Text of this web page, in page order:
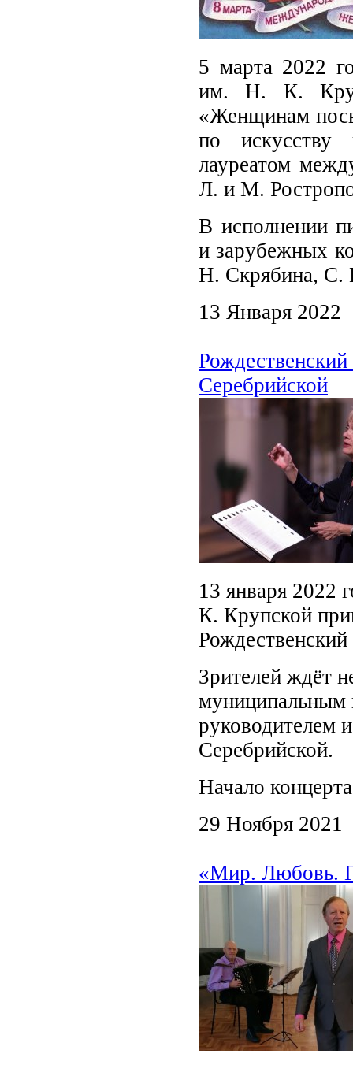
5 марта 2022
им. Н. К.
«Женщинам
по
лауреатом
Л. и М.
В исполнении
и зарубежных
Н. Скрябина, С.
13 Января 2022
Серебрийской
13 января 2022
К. Крупской
Рождественский
Зрителей ждёт
муниципальным
руководителем
Серебрийской.
Начало
29 Ноября 2021
«Мир. Любовь.